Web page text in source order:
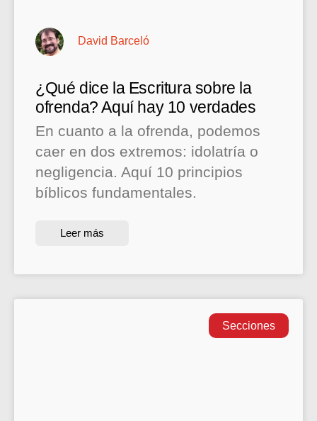
¿Qué dice la Escritura sobre la
ofrenda? Aquí hay 10 verdades
En cuanto a la ofrenda, podemos
caer en dos extremos: idolatría o
negligencia. Aquí 10 principios
bíblicos fundamentales.
Leer más
David Barceló
Secciones